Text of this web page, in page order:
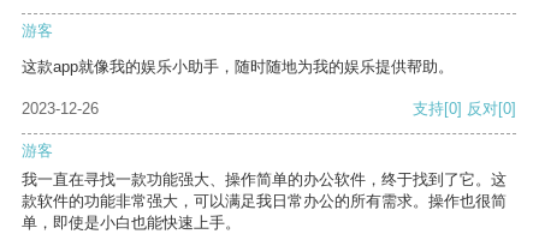
游客
这款app就像我的娱乐小助手，随时随地为我的娱乐提供帮助。
2023-12-26 支持[0] 反对[0]
游客
我一直在寻找一款功能强大、操作简单的办公软件，终于找到了它。这
款软件的功能非常强大，可以满足我日常办公的所有需求。操作也很简
单，即使是小白也能快速上手。